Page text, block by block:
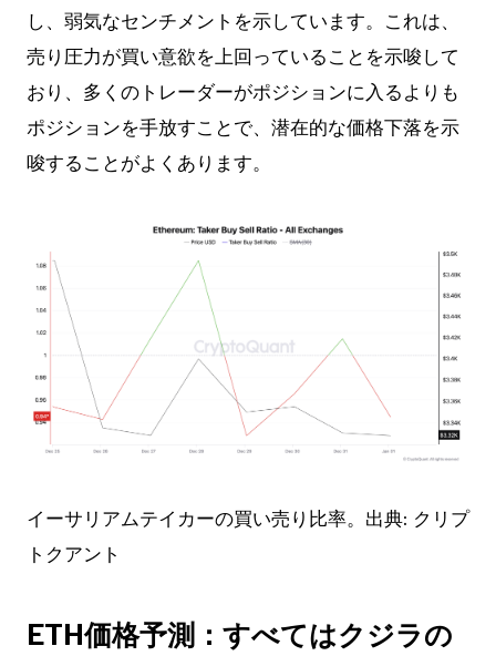
し、弱気なセンチメントを示しています。これは、
売り圧力が買い意欲を上回っていることを示唆して
おり、多くのトレーダーがポジションに入るよりも
ポジションを手放すことで、潜在的な価格下落を示
唆することがよくあります。
イーサリアムテイカーの買い売り比率。出典: クリプ
トクアント
ETH価格予測：すべてはクジラの